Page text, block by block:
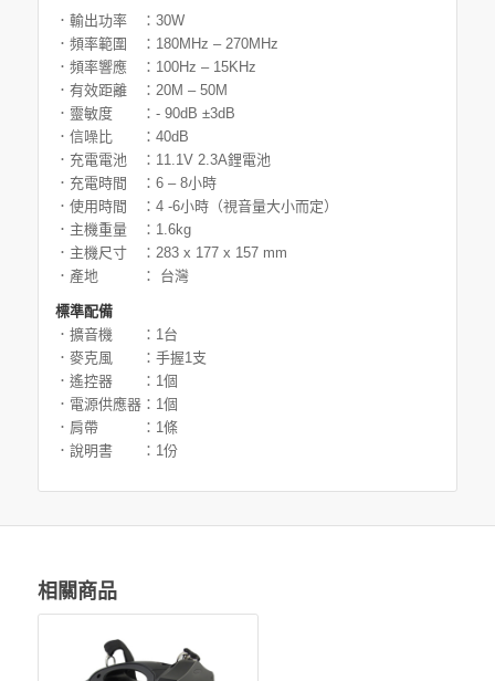
．輸出功率 ：30W
．頻率範圍 ：180MHz – 270MHz
．頻率響應 ：100Hz – 15KHz
．有效距離 ：20M – 50M
．靈敏度 ：- 90dB ±3dB
．信噪比 ：40dB
．充電電池 ：11.1V 2.3A鋰電池
．充電時間 ：6 – 8小時
．使用時間 ：4 -6小時（視音量大小而定）
．主機重量 ：1.6kg
．主機尺寸 ：283 x 177 x 157 mm
．產地 ： 台灣
標準配備
．擴音機 ：1台
．麥克風 ：手握1支
．遙控器 ：1個
．電源供應器：1個
．肩帶 ：1條
．說明書 ：1份
相關商品